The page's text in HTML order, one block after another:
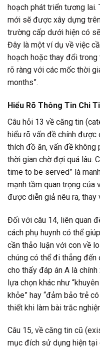
hoạch phát triển tương lai.
mới sẽ được xây dựng
trường cấp dưới hiện có
Đây là một ví dụ về việc
hoạch hoặc thay đổi
rõ ràng với các mốc thời
months”.
Hiểu Rõ Thông Tin Chi
Câu hỏi 13 về căng tin
hiểu rõ vấn đề chính được
thích đồ ăn, vấn đề
thời gian chờ đợi quá lâu.
time to be served” là
mạnh tầm quan trọng của
được diễn giả nêu ra, thay
Đối với câu 14, liên quan
cách phụ huynh có thể
cần thảo luận với con về
chúng có thể đi thẳng đến
cho thấy đáp án A là
lựa chọn khác như
khỏe” hay “đảm bảo trẻ
thiết khi làm bài trắc
Câu 15, về căng tin cũ
mục đích sử dụng hiện tại